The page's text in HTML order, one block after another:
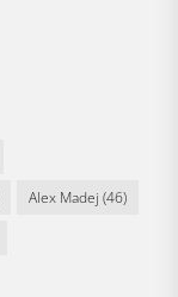
Alex Madej (46)